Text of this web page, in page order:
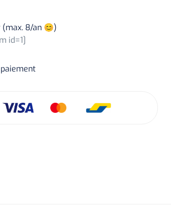
8/an 😊)
id=1]